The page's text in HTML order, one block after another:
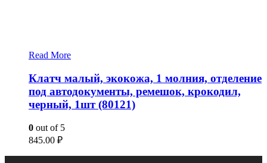
Read More
Клатч малый, экокожа, 1 молния, отделение
под автодокументы, ремешок, крокодил,
черный, 1шт (80121)
0 out of 5
845.00 ₽